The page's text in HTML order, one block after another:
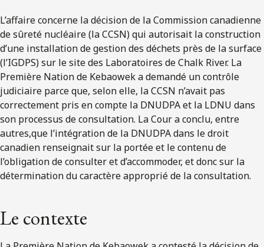
L’affaire concerne la décision de la Commission canadienne
de sûreté nucléaire (la CCSN) qui autorisait la construction
d’une installation de gestion des déchets près de la surface
(l’IGDPS) sur le site des Laboratoires de Chalk River. La
Première Nation de Kebaowek a demandé un contrôle
judiciaire parce que, selon elle, la CCSN n’avait pas
correctement pris en compte la DNUDPA et la LDNU dans
son processus de consultation. La Cour a conclu, entre
autres,que l’intégration de la DNUDPA dans le droit
canadien renseignait sur la portée et le contenu de
l’obligation de consulter et d’accommoder, et donc sur la
détermination du caractère approprié de la consultation.
Le contexte